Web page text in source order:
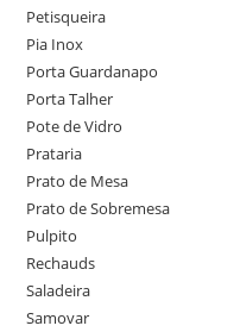
Petisqueira
Pia Inox
Porta Guardanapo
Porta Talher
Pote de Vidro
Prataria
Prato de Mesa
Prato de Sobremesa
Pulpito
Rechauds
Saladeira
Samovar